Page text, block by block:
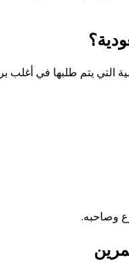
التي يتم طلبها في أغلب
وصاحبه.